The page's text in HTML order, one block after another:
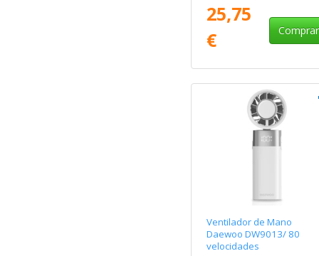
25,75
€
Comprar
Ventilador de Mano
Daewoo DW9013/ 80
velocidades